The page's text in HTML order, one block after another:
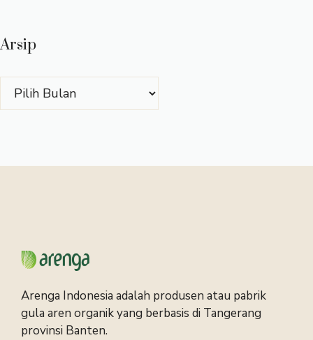
Arsip
Arsip
Arenga Indonesia adalah produsen atau pabrik
gula aren organik yang berbasis di Tangerang
provinsi Banten.